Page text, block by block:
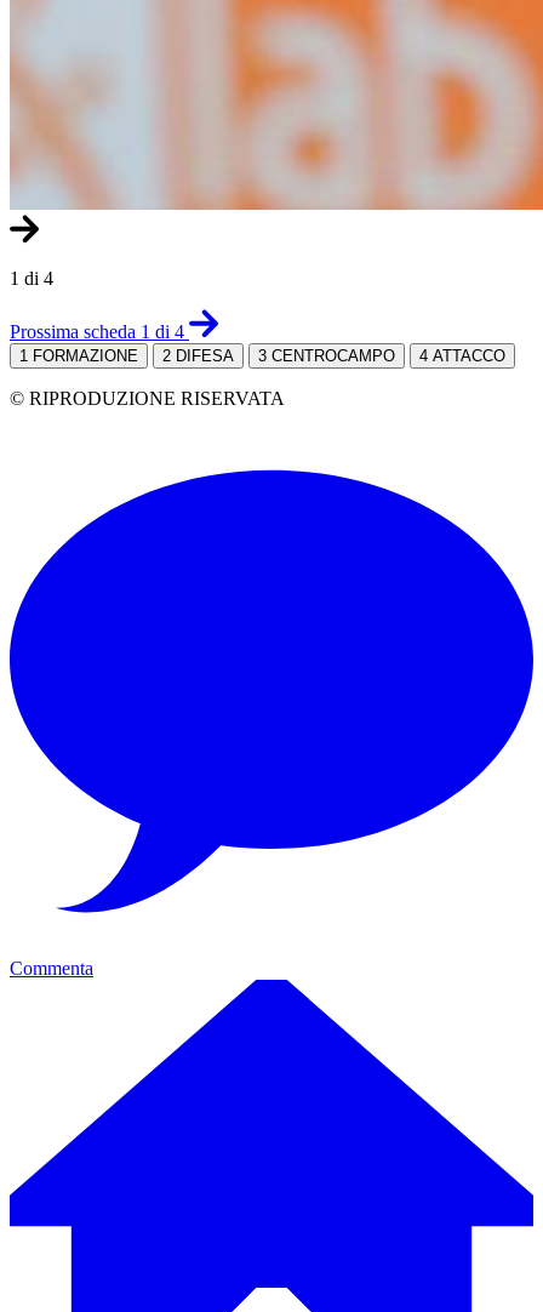
1 di 4
Prossima scheda 1 di 4
1 FORMAZIONE 2 DIFESA 3 CENTROCAMPO 4 ATTACCO
© RIPRODUZIONE RISERVATA
Commenta